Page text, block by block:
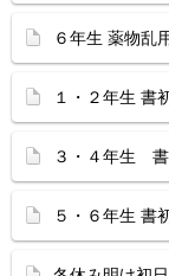
６年生 薬物乱
１・２年生 書
３・４年生
５・６年生 書